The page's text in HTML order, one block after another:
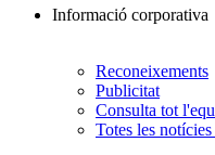
Informació corporativa
Reconeixements
Publicitat
Consulta tot
Totes les